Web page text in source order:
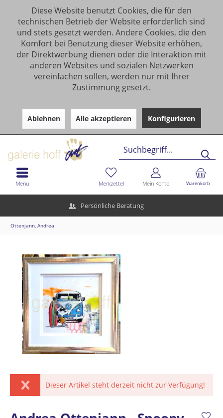
Diese Website benutzt Cookies, die für den
technischen Betrieb der Website erforderlich sind
und stets gesetzt werden. Andere Cookies, die den
Komfort bei Benutzung dieser Website erhöhen,
der Direktwerbung dienen oder die Interaktion mit
anderen Websites und sozialen Netzwerken
vereinfachen sollen, werden nur mit Ihrer
Zustimmung gesetzt.
Ablehnen Alle akzeptieren Konfigurieren
Persönliche Beratung
Warenkorb
Merkzettel Mein Konto
Menü
Ottenjann, Andrea
Dieser Artikel steht derzeit nicht zur Verfügung!